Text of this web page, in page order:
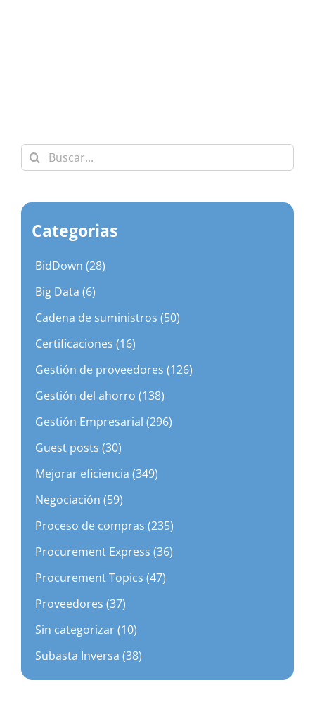
Buscar:
Categorias
BidDown (28)
Big Data (6)
Cadena de suministros (50)
Certificaciones (16)
Gestión de proveedores (126)
Gestión del ahorro (138)
Gestión Empresarial (296)
Guest posts (30)
Mejorar eficiencia (349)
Negociación (59)
Proceso de compras (235)
Procurement Express (36)
Procurement Topics (47)
Proveedores (37)
Sin categorizar (10)
Subasta Inversa (38)